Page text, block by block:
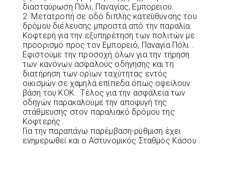
διασταύρωση Πόλι, Παναγίας, Εμπορειού.
2. Μετατροπή σε οδό διπλής κατεύθυνσης του
δρόμου διέλευσης μπροστά από την παραλία
Κοφτερή για την εξυπηρέτηση των πολιτών με
προορισμό προς τον Εμπορειό, Παναγία Πόλι .
Εφιστούμε την προσοχή όλων για την τήρηση
των κανόνων ασφαλούς οδήγησης και τη
διατήρηση των ορίων ταχύτητας εντός
οικισμών σε χαμηλά επίπεδα όπως οφείλουν
βάση του ΚΟΚ . Τέλος για την ασφάλεια των
οδηγών παρακαλούμε την αποφυγή της
στάθμευσης στον παραλιακό δρόμου της
Κοφτερής .
Για την παραπάνω παρέμβαση-ρύθμιση έχει
ενημερωθεί και ο Αστυνομικός Σταθμός Κάσου .